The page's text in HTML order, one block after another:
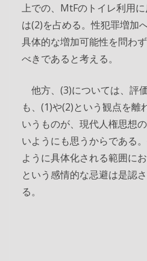
上での、MtFのトイレ利用
は(2)を占める。性犯罪増加
具体的な増加可能性を問わ
べきであると考える。
他方、(3)については、評
も、(1)や(2)という観点を離
いうものが、現代人権思想
いようにも思うからである
ように具体化される範囲に
という感情的な忌避は是認
る。